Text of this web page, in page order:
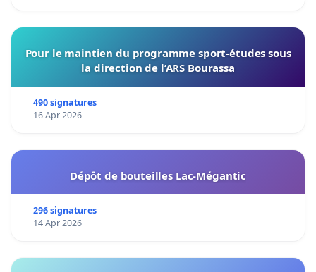
Pour le maintien du programme sport-études sous
la direction de l’ARS Bourassa
490 signatures
16 Apr 2026
Dépôt de bouteilles Lac-Mégantic
296 signatures
14 Apr 2026